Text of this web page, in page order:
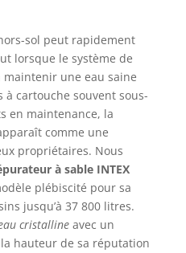
sol peut rapidement
lorsque le système de
une eau saine
cartouche souvent sous-
en maintenance, la
comme une
propriétaires. Nous
à sable INTEX
plébiscité pour sa
jusqu’à 37 800 litres.
cristallineavec un
hauteur de sa réputation